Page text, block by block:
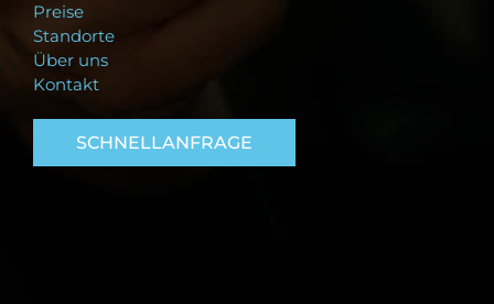
Preise
Standorte
Über uns
Kontakt
SCHNELLANFRAGE